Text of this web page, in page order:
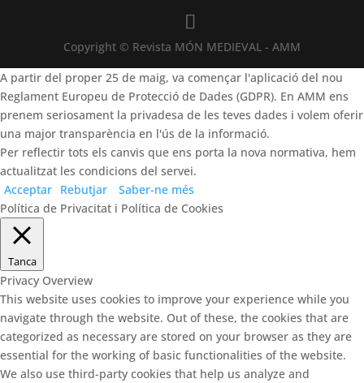
Copyright © Revista MÓN MEDIEVAL - AMM
A partir del proper 25 de maig, va començar l'aplicació del nou
Reglament Europeu de Protecció de Dades (GDPR). En AMM ens
prenem seriosament la privadesa de les teves dades i volem oferir
una major transparència en l'ús de la informació.
Per reflectir tots els canvis que ens porta la nova normativa, hem
actualitzat les condicions del servei.
Acceptar Rebutjar
Saber-ne més
Política de Privacitat i Política de Cookies
Tanca
Privacy Overview
This website uses cookies to improve your experience while you
navigate through the website. Out of these, the cookies that are
categorized as necessary are stored on your browser as they are
essential for the working of basic functionalities of the website.
We also use third-party cookies that help us analyze and